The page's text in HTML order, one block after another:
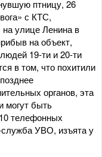
птницу, 26
с КТС,
на улице Ленина в
на объект,
19-ти и 20-ти
в том, что похитили
органов, эта
могут быть
телефонных
УВО, изъята у